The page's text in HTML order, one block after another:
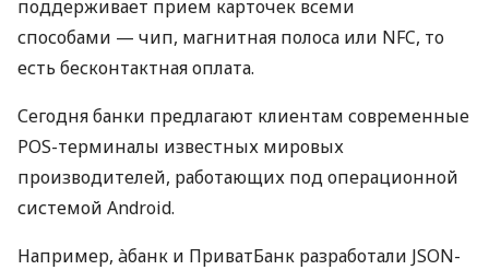
поддерживает прием карточек всеми
способами — чип, магнитная полоса или NFC, то
есть бесконтактная оплата.
Сегодня банки предлагают клиентам современные
POS-терминалы известных мировых
производителей, работающих под операционной
системой Android.
Например, àбанк и ПриватБанк разработали JSON-